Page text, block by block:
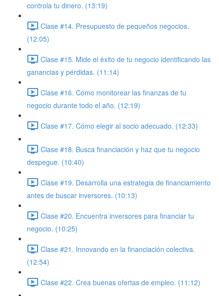
controla tu dinero. (13:19)
Clase #14. Presupuesto de pequeños negocios.
(12:05)
Clase #15. Mide el éxito de tu negocio identificando las
ganancias y pérdidas. (11:14)
Clase #16. Cómo monitorear las finanzas de tu
negocio durante todo el año. (12:19)
Clase #17. Cómo elegir al socio adecuado. (12:33)
Clase #18. Busca financiación y haz que tu negocio
despegue. (10:40)
Clase #19. Desarrolla una estrategia de financiamiento
antes de buscar inversores. (10:13)
Clase #20. Encuentra inversores para financiar tu
negocio. (10:25)
Clase #21. Innovando en la financiación colectiva.
(12:54)
Clase #22. Crea buenas ofertas de empleo. (11:12)